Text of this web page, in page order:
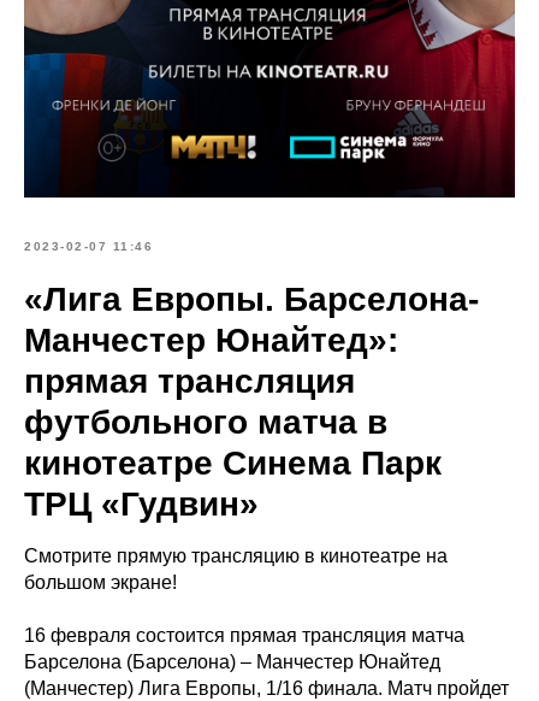
2023-02-07 11:46
«Лига Европы. Барселона-
Манчестер Юнайтед»:
прямая трансляция
футбольного матча в
кинотеатре Синема Парк
ТРЦ «Гудвин»
Смотрите прямую трансляцию в кинотеатре на
большом экране!
16 февраля состоится прямая трансляция матча
Барселона (Барселона) – Манчестер Юнайтед
(Манчестер) Лига Европы, 1/16 финала. Матч пройдет